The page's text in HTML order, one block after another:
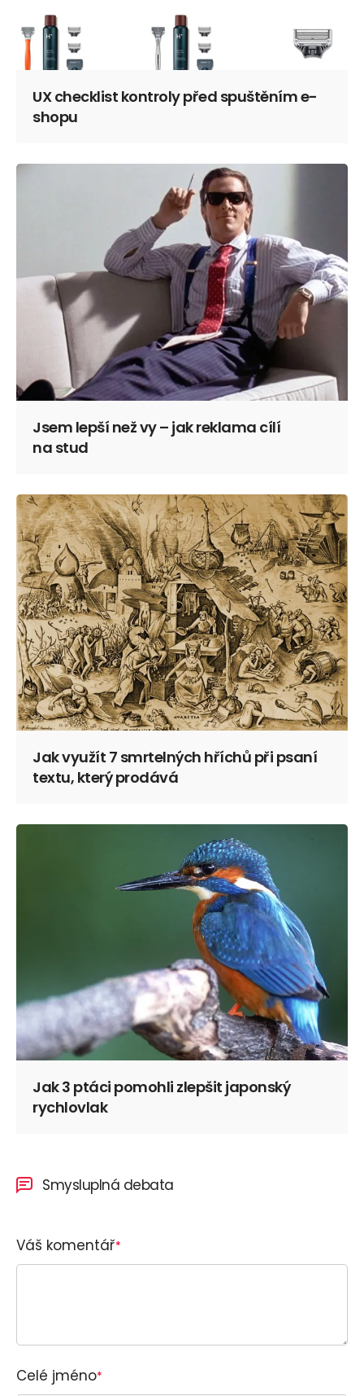
UX checklist kontroly před spuštěním e-
shopu
Jsem lepší než vy – jak reklama cílí
na stud
Jak využít 7 smrtelných hříchů při psaní
textu, který prodává
Jak 3 ptáci pomohli zlepšit japonský
rychlovlak
Smysluplná debata
Váš komentář*
Celé jméno*